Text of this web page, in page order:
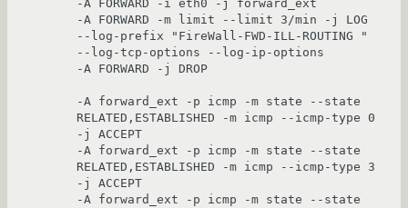
-A FORWARD -i eth0 -j forward_ext
-A FORWARD -m limit --limit 3/min -j LOG
--log-prefix "FireWall-FWD-ILL-ROUTING "
--log-tcp-options --log-ip-options
-A FORWARD -j DROP
-A forward_ext -p icmp -m state --state
RELATED,ESTABLISHED -m icmp --icmp-type 0
-j ACCEPT
-A forward_ext -p icmp -m state --state
RELATED,ESTABLISHED -m icmp --icmp-type 3
-j ACCEPT
-A forward_ext -p icmp -m state --state